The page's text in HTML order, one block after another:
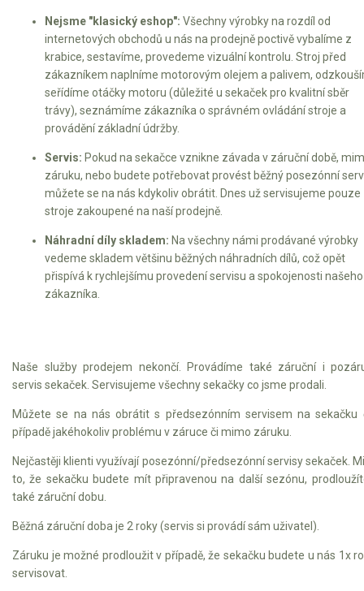
Nejsme "klasický eshop": Všechny výrobky na rozdíl od
internetových obchodů u nás na prodejně poctivě vybalíme z
krabice, sestavíme, provedeme vizuální kontrolu. Stroj před
zákazníkem naplníme motorovým olejem a palivem,
seřídíme otáčky motoru (důležité u sekaček pro kvalitní sběr
trávy), seznámíme zákazníka o správném ovládání stroje a
provádění základní údržby.
Servis: Pokud na sekačce vznikne závada v záruční době,
záruku, nebo budete potřebovat provést běžný posezónní
můžete se na nás kdykoliv obrátit. Dnes už servisujeme pouze
stroje zakoupené na naší prodejně.
Náhradní díly skladem: Na všechny námi prodávané výrobky
vedeme skladem většinu běžných náhradních dílů, což opět
přispívá k rychlejšímu provedení servisu a spokojenosti našeho
zákazníka.
Naše služby prodejem nekončí. Provádíme také záruční i
servis sekaček. Servisujeme všechny sekačky co jsme prodali.
Můžete se na nás obrátit s předsezónním servisem na sekačku
případě jakéhokoliv problému v záruce či mimo záruku.
Nejčastěji klienti využívají posezónní/předsezónní servisy sekaček.
to, že sekačku budete mít připravenou na další sezónu,
také záruční dobu.
Běžná záruční doba je 2 roky (servis si provádí sám uživatel).
Záruku je možné prodloužit v případě, že sekačku budete u nás 1x
servisovat.